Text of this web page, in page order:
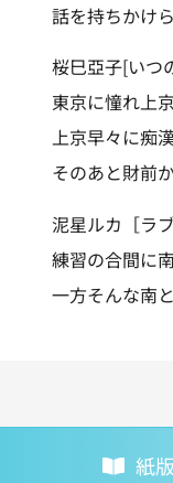
話を持ちかけ
桜巳亞子[いつ
東京に憧れ上
上京早々に痴
そのあと財前
泥星ルカ［ラ
練習の合間に
一方そんな南
紙版